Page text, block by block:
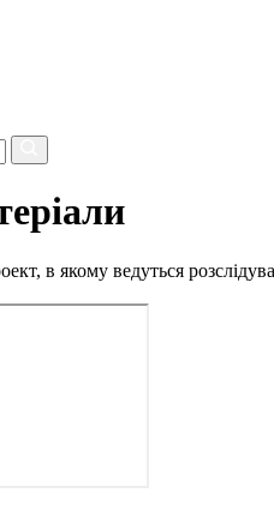
в якому ведуться